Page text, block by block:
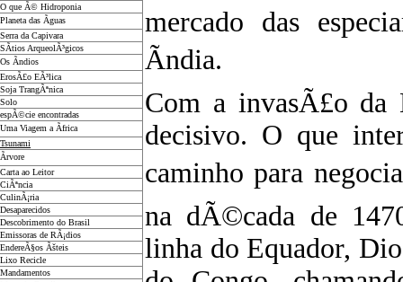
O que Ã© Hidroponia
Planeta das Ãguas
Serra da Capivara
SÃ­tios ArqueolÃ³gicos
Os Ãndios
ErosÃ£o EÃ³lica
Soja TrangÃªnica
Solo
espÃ©cie encontradas
Uma Viagem a Ãfrica
Tsunami
Ãrvore
Carta ao Leitor
CiÃªncia
CulinÃ¡ria
Desaparecidos
Descobrimento do Brasil
Emissoras de RÃ¡dios
EndereÃ§os Ãšteis
Lixo Recicle
Mandamentos
mercado das
Ãndia.
Com a invasÃ£o da
decisivo. O que
caminho para
na dÃ©cada de
linha do Equador,